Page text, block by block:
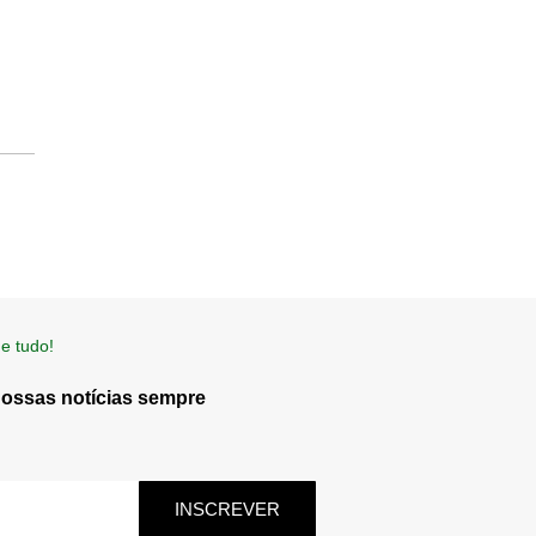
tudo!
notícias sempre
INSCREVER